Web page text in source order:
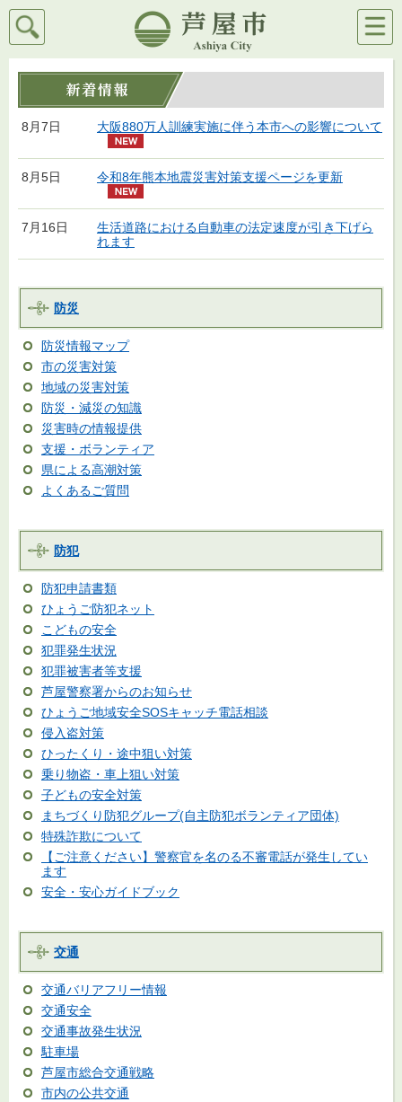
芦屋市
検索
メニ
ュー
8月7日 大阪880万人訓練実施に伴う本市への影響について
8月5日 令和8年熊本地震災害対策支援ページを更新
7月16日
生活道路における自動車の法定速度が引き下げら
れます
防災
防災情報マップ
市の災害対策
地域の災害対策
防災・減災の知識
災害時の情報提供
支援・ボランティア
県による高潮対策
よくあるご質問
防犯
防犯申請書類
ひょうご防犯ネット
こどもの安全
犯罪発生状況
犯罪被害者等支援
芦屋警察署からのお知らせ
ひょうご地域安全SOSキャッチ電話相談
侵入盗対策
ひったくり・途中狙い対策
乗り物盗・車上狙い対策
子どもの安全対策
まちづくり防犯グループ(自主防犯ボランティア団体)
特殊詐欺について
【ご注意ください】警察官を名のる不審電話が発生してい
ます
安全・安心ガイドブック
交通
交通バリアフリー情報
交通安全
交通事故発生状況
駐車場
芦屋市総合交通戦略
市内の公共交通